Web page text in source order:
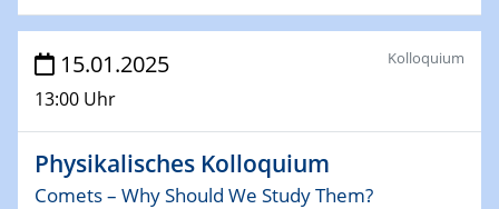
12.02.2025 - 14.02.2025
Sfb-trr247-all Annual Meeting
24.02.2025
CENIDE-BGU Seminar
27.02.2025
WIN & CENIDE Seminar Series on 2D-
15.01.2025
13:00 Uhr
Kolloquium
Physikalisches Kolloquium
Comets – Why Should We Study Them?